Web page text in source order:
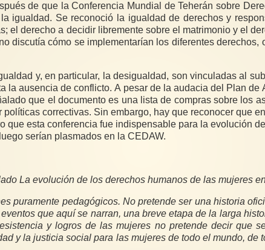
contra las
desigualdad, son vinculadas al subdesarrollo. La igualdad también se asocia con
reconocieron muchos de estos derechos que luego serían plasmados en la CEDAW.
La evolución de los derechos humanos de las mujeres
puramente pedagógicos. No pretende ser una historia
que aquí se narran, una breve etapa de la larga
y logros de las mujeres no pretende decir que
y la justicia social para las mujeres de todo el mundo,